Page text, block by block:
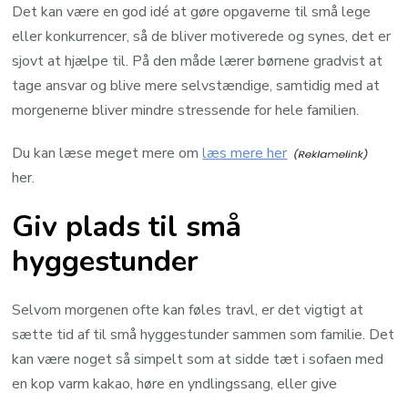
Det kan være en god idé at gøre opgaverne til små lege
eller konkurrencer, så de bliver motiverede og synes, det er
sjovt at hjælpe til. På den måde lærer børnene gradvist at
tage ansvar og blive mere selvstændige, samtidig med at
morgenerne bliver mindre stressende for hele familien.
Du kan læse meget mere omlæs mere her
her.
Giv plads til små
hyggestunder
Selvom morgenen ofte kan føles travl, er det vigtigt at
sætte tid af til små hyggestunder sammen som familie. Det
kan være noget så simpelt som at sidde tæt i sofaen med
en kop varm kakao, høre en yndlingssang, eller give